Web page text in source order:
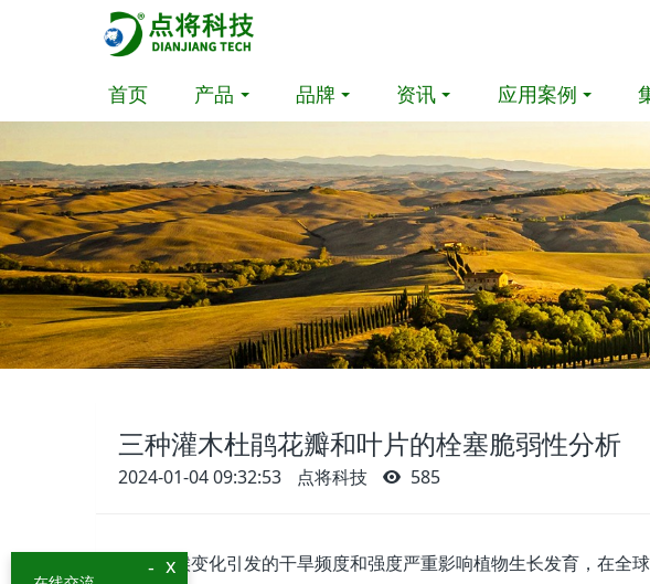
首页 产品 品牌 资讯 应用案例
三种灌木杜鹃花瓣和叶片的栓塞脆弱性分析
2024-01-04 09:32:53 点将科技 585
气候变化引发的干旱频度和强度严重影响植物生长发育，在全
x
-